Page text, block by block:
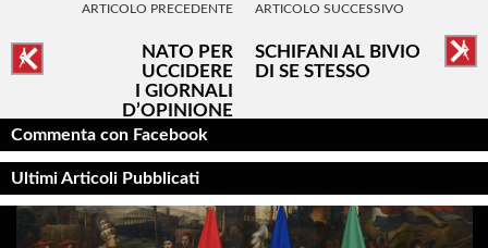
ARTICOLO PRECEDENTE
NATO PER
UCCIDERE
I GIORNALI
D’OPINIONE
ARTICOLO SUCCESSIVO
SCHIFANI AL BIVIO
DI SE STESSO
Commenta con Facebook
Ultimi Articoli Pubblicati